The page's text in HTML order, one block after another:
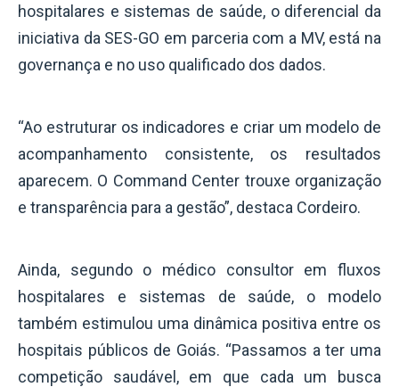
hospitalares e sistemas de saúde, o diferencial da
iniciativa da SES-GO em parceria com a MV, está na
governança e no uso qualificado dos dados.
“Ao estruturar os indicadores e criar um modelo de
acompanhamento consistente, os resultados
aparecem. O Command Center trouxe organização
e transparência para a gestão”, destaca Cordeiro.
Ainda, segundo o médico consultor em fluxos
hospitalares e sistemas de saúde, o modelo
também estimulou uma dinâmica positiva entre os
hospitais públicos de Goiás. “Passamos a ter uma
competição saudável, em que cada um busca